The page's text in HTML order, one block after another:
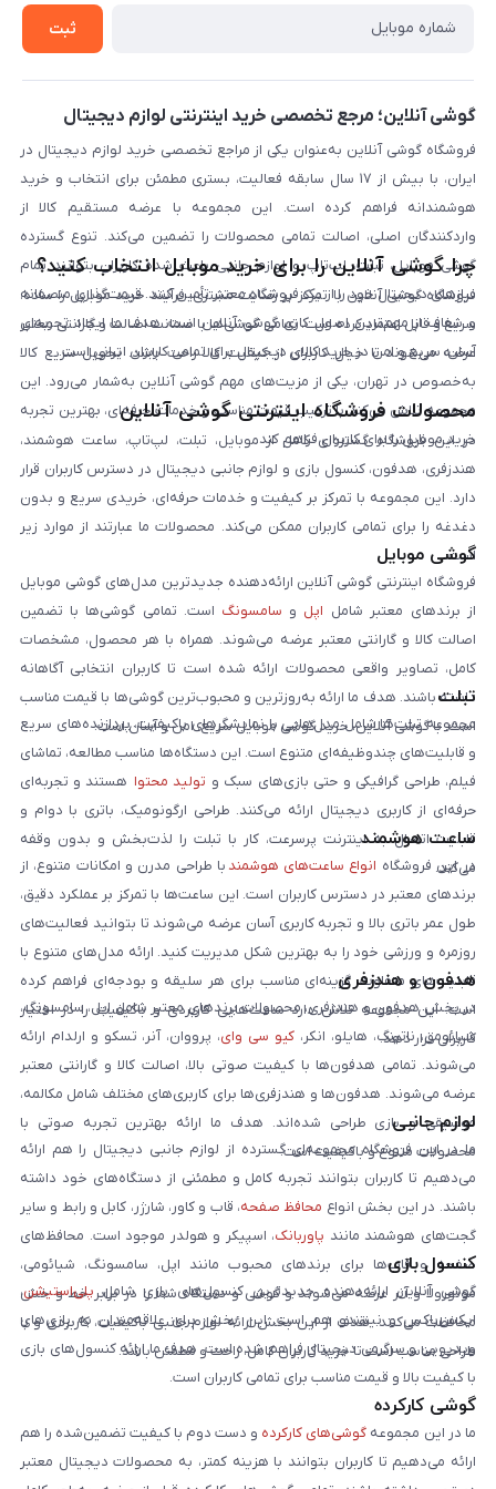
بلاگ
روش بازگردانی کالا
ثبت
گوشی آنلاین؛ مرجع تخصصی خرید اینترنتی لوازم دیجیتال
فروشگاه گوشی آنلاین به‌عنوان یکی از مراجع تخصصی خرید لوازم دیجیتال در
ایران، با بیش از ۱۷ سال سابقه فعالیت، بستری مطمئن برای انتخاب و خرید
هوشمندانه فراهم کرده است. این مجموعه با عرضه مستقیم کالا از
واردکنندگان اصلی، اصالت تمامی محصولات را تضمین می‌کند. تنوع گسترده
گوشی موبایل، تبلت، لپ‌تاپ و لوازم جانبی باعث شده کاربران بتوانند تمام
نیازهای دیجیتال خود را از یک فروشگاه معتبر تأمین کنند. قیمت‌گذاری منصفانه
و شفاف از مهم‌ترین اصول کاری گوشی آنلاین است. هدف ما ایجاد تجربه‌ای
آسان، سریع و امن در خرید کالای دیجیتال برای تمامی کاربران ایرانی است.
چرا گوشی آنلاین را برای خرید موبایل انتخاب کنید؟
فروشگاه گوشی آنلاین با تمرکز بر رضایت مشتری، فرآیند خرید موبایل را ساده،
سریع و قابل اعتماد کرده است. تمامی گوشی‌ها با ضمانت اصالت و گارانتی معتبر
عرضه می‌شوند تا خیال کاربران از کیفیت کالا راحت باشد. تحویل سریع کالا
به‌خصوص در تهران، یکی از مزیت‌های مهم گوشی آنلاین به‌شمار می‌رود. این
مجموعه تلاش می‌کند با ترکیب قیمت مناسب و خدمات حرفه‌ای، بهترین تجربه
خرید موبایل را برای کاربران فراهم کند.
محصولات فروشگاه اینترنتی گوشی آنلاین
در این فروشگاه گستره‌ای کامل از موبایل، تبلت، لپ‌تاپ، ساعت هوشمند،
هندزفری، هدفون، کنسول بازی و لوازم جانبی دیجیتال در دسترس کاربران قرار
دارد. این مجموعه با تمرکز بر کیفیت و خدمات حرفه‌ای، خریدی سریع و بدون
دغدغه را برای تمامی کاربران ممکن می‌کند. محصولات ما عبارتند از موارد زیر
است:
گوشی موبایل
فروشگاه اینترنتی گوشی آنلاین ارائه‌دهنده جدیدترین مدل‌های گوشی موبایل
از برندهای معتبر شامل اپل و سامسونگ است. تمامی گوشی‌ها با تضمین
اصالت کالا و گارانتی معتبر عرضه می‌شوند. همراه با هر محصول، مشخصات
کامل، تصاویر واقعی محصولات ارائه شده است تا کاربران انتخابی آگاهانه
داشته باشند. هدف ما ارائه به‌روزترین و محبوب‌ترین گوشی‌ها با قیمت مناسب
است. با گوشی آنلاین، خرید گوشی موبایل سریع، امن و آسان است.
تبلت
مجموعه تبلت‌ها شامل مدل‌هایی با نمایشگرهای باکیفیت، پردازنده‌های سریع
و قابلیت‌های چندوظیفه‌ای متنوع است. این دستگاه‌ها مناسب مطالعه، تماشای
فیلم، طراحی گرافیکی و حتی بازی‌های سبک و تولید محتوا هستند و تجربه‌ای
حرفه‌ای از کاربری دیجیتال ارائه می‌کنند. طراحی ارگونومیک، باتری با دوام و
قابلیت اتصال به اینترنت پرسرعت، کار با تبلت را لذت‌بخش و بدون وقفه
می‌کند.
ساعت هوشمند
در این فروشگاه انواع ساعت‌های هوشمند با طراحی مدرن و امکانات متنوع، از
برندهای معتبر در دسترس کاربران است. این ساعت‌ها با تمرکز بر عملکرد دقیق،
طول عمر باتری بالا و تجربه کاربری آسان عرضه می‌شوند تا بتوانید فعالیت‌های
روزمره و ورزشی خود را به بهترین شکل مدیریت کنید. ارائه مدل‌های متنوع با
قابلیت‌های متفاوت، گزینه‌ای مناسب برای هر سلیقه و بودجه‌ای فراهم کرده
است. این مجموعه تلاش دارد ساعت‌هایی کاربردی و باکیفیت را در اختیار
کاربران قرار دهد.
هدفون و هندزفری
در بخش هدفون و هندزفری، محصولات برندهای معتبر شامل اپل، سامسونگ،
شیائومی، ناتینگ، هایلو، انکر، کیو سی وای، پرووان، آنر، تسکو و ارلدام ارائه
می‌شوند. تمامی هدفون‌ها با کیفیت صوتی بالا، اصالت کالا و گارانتی معتبر
عرضه می‌شوند. هدفون‌ها و هندزفری‌ها برای کاربری‌های مختلف شامل مکالمه،
موسیقی و بازی طراحی شده‌اند. هدف ما ارائه بهترین تجربه صوتی با
محصولات متنوع و باکیفیت است.
لوازم جانبی
ما در این فروشگاه مجموعه‌ای گسترده از لوازم جانبی دیجیتال را هم ارائه
می‌دهیم تا کاربران بتوانند تجربه کامل و مطمئنی از دستگاه‌های خود داشته
باشند. در این بخش انواع محافظ صفحه، قاب و کاور، شارژر، کابل و رابط و سایر
گجت‌های هوشمند مانند پاوربانک، اسپیکر و هولدر موجود است. محافظ‌های
صفحه و قاب‌ها برای برندهای محبوب مانند اپل، سامسونگ، شیائومی،
موتورولا و آنر عرضه می‌شوند و گوشی و دستگاه شما را در برابر خط و خش
محافظت می‌کنند. هدف از این بخش ارائه لوازم جانبی باکیفیت، کاربردی و با
طراحی مناسب است تا خرید کاربران کامل، راحت و مطمئن باشد.
کنسول بازی
گوشی آنلاین ارائه‌دهنده جدیدترین کنسول‌های بازی شامل پلی‌استیشن،
ایکس‌باکس و نینتندو هم است. این بخش برای علاقه‌مندان به بازی‌های
ویدیویی و سرگرمی دیجیتال فراهم شده است. هدف ما ارائه کنسول‌های بازی
با کیفیت بالا و قیمت مناسب برای تمامی کاربران است.
گوشی کارکرده
ما در این مجموعه گوشی‌های کارکرده و دست دوم با کیفیت تضمین‌شده را هم
ارائه می‌دهیم تا کاربران بتوانند با هزینه کمتر، به محصولات دیجیتال معتبر